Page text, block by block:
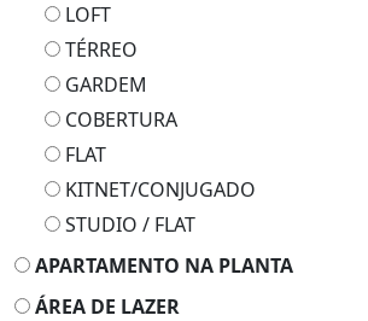
LOFT
TÉRREO
GARDEM
COBERTURA
FLAT
KITNET/CONJUGADO
STUDIO / FLAT
APARTAMENTO NA PLANTA
ÁREA DE LAZER